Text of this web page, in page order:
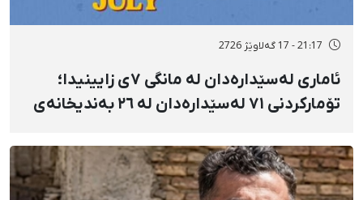
21:17 - 17 گەلاوێژ 2726
ئاماری لەسێدارەدان لە مانگی ٧ی زایینیدا؛
تۆمارکردنی ٧١ لەسێدارەدان لە ٢٦ بەندیخانەی
شوێنی نادیار و لەبەر چاوی خەڵکەوە